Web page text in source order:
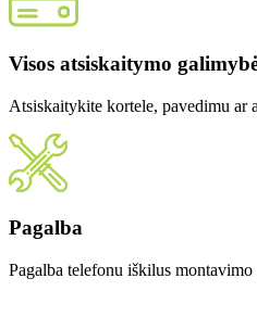
Visos atsiskaitymo
Atsiskaitykite kortele, pavedimu ar
Pagalba
Pagalba telefonu iškilus montavimo